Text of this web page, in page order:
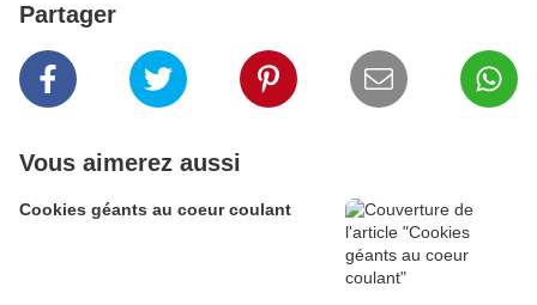
Partager
Vous aimerez aussi
Cookies géants au coeur coulant